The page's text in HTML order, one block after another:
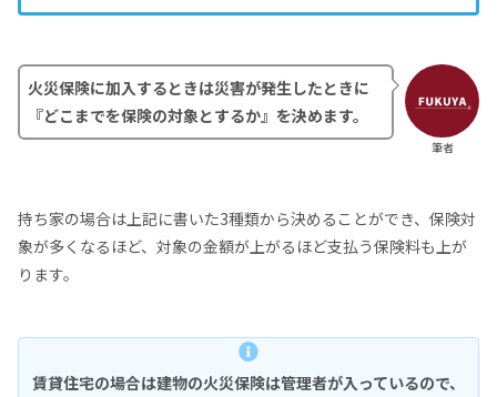
筆者
火災保険に加入するときは災害が発生したときに
『どこまでを保険の対象とするか』を決めます。
持ち家の場合は上記に書いた3種類から決めることができ、保険対
象が多くなるほど、対象の金額が上がるほど支払う保険料も上が
ります。
賃貸住宅の場合は建物の火災保険は管理者が入っているので、